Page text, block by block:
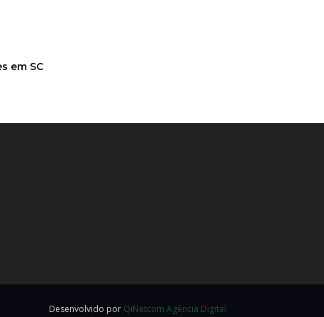
em SC
Desenvolvido por QiNetcom Agência Digital